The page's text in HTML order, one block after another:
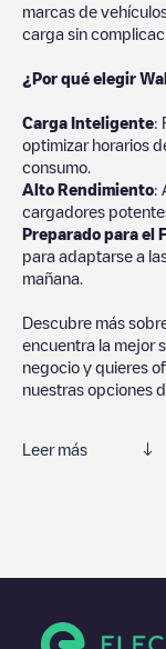
marcas de
carga sin
¿Por qué elegir
Carga Inteligente:
optimizar horarios
consumo.
Alto Rendimiento:
cargadores
Preparado para el
para adaptarse a
mañana.
Descubre más
encuentra la mejor
negocio y quieres
nuestras opciones
Leer más
su vehículo